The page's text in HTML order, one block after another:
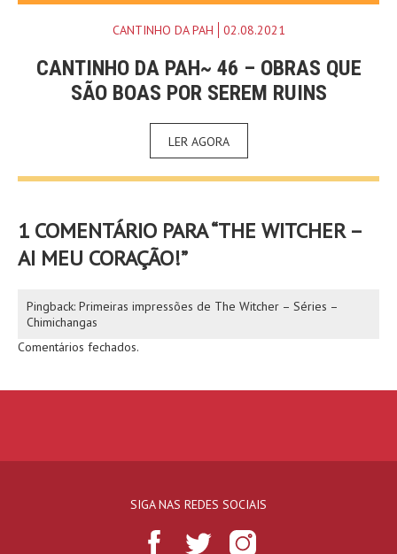
CANTINHO DA PAH 02.08.2021
CANTINHO DA PAH~ 46 – OBRAS QUE
SÃO BOAS POR SEREM RUINS
LER AGORA
1 COMENTÁRIO PARA “THE WITCHER –
AI MEU CORAÇÃO!”
Pingback: Primeiras impressões de The Witcher – Séries –
Chimichangas
Comentários fechados.
SIGA NAS REDES SOCIAIS